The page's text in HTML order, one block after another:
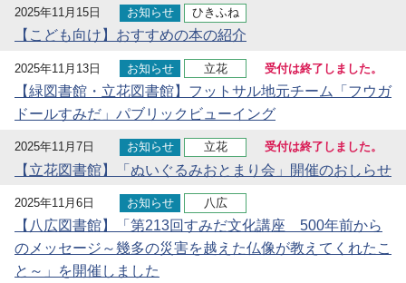
2025年11月15日 お知らせ ひきふね
【こども向け】おすすめの本の紹介
2025年11月13日 お知らせ 立花 受付は終了しました。
【緑図書館・立花図書館】フットサル地元チーム「フウガ
ドールすみだ」パブリックビューイング
2025年11月7日 お知らせ 立花 受付は終了しました。
【立花図書館】「ぬいぐるみおとまり会」開催のおしらせ
2025年11月6日 お知らせ 八広
【八広図書館】「第213回すみだ文化講座 500年前から
のメッセージ～幾多の災害を越えた仏像が教えてくれたこ
と～」を開催しました